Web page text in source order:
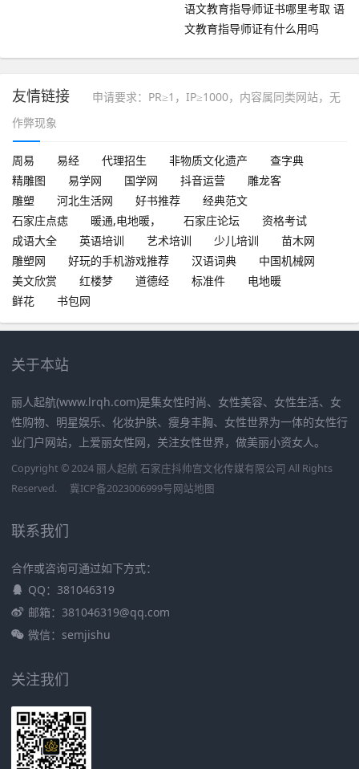
语文教育指导师证书哪里考取 语
文教育指导师证有什么用吗
友情链接
申请要求：PR≥1，IP≥1000，内容属同类网站，无
作弊现象
周易 易经 代理招生 非物质文化遗产
查字典
精雕图
易学网 国学网 抖音运营
雕龙客
雕塑
河北生活网 好书推荐
经典范文
石家庄点痣
暖通,电地暖， 石家庄论坛
资格考试
成语大全
英语培训 艺术培训 少儿培训
苗木网
雕塑网
好玩的手机游戏推荐 汉语词典
中国机械网
美文欣赏
红楼梦 道德经 标准件
电地暖
鲜花
书包网
关于本站
丽人起航(www.lrqh.com)是集女性时尚、女性美容、女性生活、女
性购物、明星娱乐、化妆护肤、瘦身丰胸、女性世界为一体的女性行
业门户网站，上爱丽女性网，关注女性世界，做美丽小资女人。
Copyright © 2024 丽人起航 石家庄抖帅宫文化传媒有限公司 All Rights
Reserved.
冀ICP备2023006999号网站地图
联系我们
合作或咨询可通过如下方式：
QQ：381046319
邮箱：381046319@qq.com
微信：semjishu
关注我们